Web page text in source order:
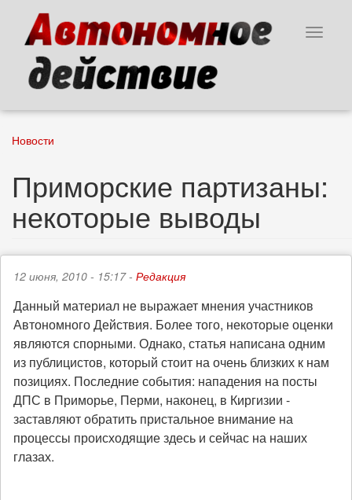
основному
содержанию
Toggle
Новости
Приморские партизаны:
некоторые выводы
12 июня, 2010 - 15:17 - Редакция
Данный материал не выражает мнения участников
Автономного Действия. Более того, некоторые оценки
являются спорными. Однако, статья написана одним
из публицистов, который стоит на очень близких к нам
позициях. Последние события: нападения на посты
ДПС в Приморье, Перми, наконец, в Киргизии -
заставляют обратить пристальное внимание на
процессы происходящие здесь и сейчас на наших
глазах.